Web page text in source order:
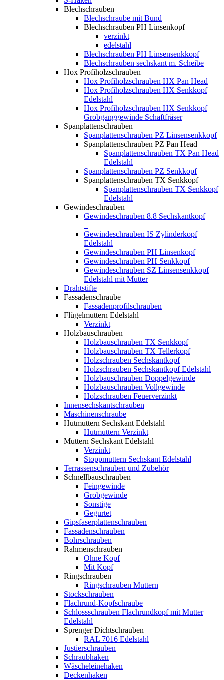
Blechschrauben
Blechschraube mit Bund
Blechschrauben PH Linsenkopf
verzinkt
edelstahl
Blechschrauben PH Linsensenkkopf
Blechschrauben sechskant m. Scheibe
Hox Profiholzschrauben
Hox Profiholzschrauben HX Pan Head
Hox Profiholzschrauben HX Senkkopf
Edelstahl
Hox Profiholzschrauben HX Senkkopf
Grobganggewinde Schaftfräser
Spanplattenschrauben
Spanplattenschrauben PZ Linsensenkkopf
Spanplattenschrauben PZ Pan Head
Spanplattenschrauben TX Pan Head
Edelstahl
Spanplattenschrauben PZ Senkkopf
Spanplattenschrauben TX Senkkopf
Spanplattenschrauben TX Senkkopf
Edelstahl
Gewindeschrauben
Gewindeschrauben 8.8 Sechskantkopf
+
Gewindeschrauben IS Zylinderkopf
Edelstahl
Gewindeschrauben PH Linsenkopf
Gewindeschrauben PH Senkkopf
Gewindeschrauben SZ Linsensenkkopf
Edelstahl mit Mutter
Drahtstifte
Fassadenschraube
Fassadenprofilschrauben
Flügelmuttern Edelstahl
Verzinkt
Holzbauschrauben
Holzbauschrauben TX Senkkopf
Holzbauschrauben TX Tellerkopf
Holzschrauben Sechskantkopf
Holzschrauben Sechskantkopf Edelstahl
Holzbauschrauben Doppelgewinde
Holzbauschrauben Vollgewinde
Holzschrauben Feuerverzinkt
Innensechskantschrauben
Maschinenschraube
Hutmuttern Sechskant Edelstahl
Hutmuttern Verzinkt
Muttern Sechskant Edelstahl
Verzinkt
Stoppmuttern Sechskant Edelstahl
Terrassenschrauben und Zubehör
Schnellbauschrauben
Feingewinde
Grobgewinde
Sonstige
Gegurtet
Gipsfaserplattenschrauben
Fassadenschrauben
Bohrschrauben
Rahmenschrauben
Ohne Kopf
Mit Kopf
Ringschrauben
Ringschrauben Muttern
Stockschrauben
Flachrund-Kopfschraube
Schlossschrauben Flachrundkopf mit Mutter
Edelstahl
Sprenger Dichtschrauben
RAL 7016 Edelstahl
Justierschrauben
Schraubhaken
Wäscheleinehaken
Deckenhaken